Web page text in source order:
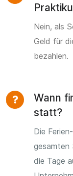
Nein, als
Geld für
bezahlen.
Wann
statt?
Die
gesamten
die Tage